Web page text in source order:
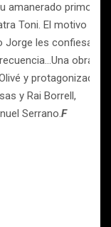
amanerado primo y
Toni. El motivo de
Jorge les confiesa
obra
y protagonizada
y Rai Borrell,
Serrano.F